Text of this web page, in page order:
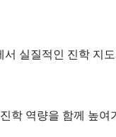
실질적인 진학 지
학 역량을 함께 높여